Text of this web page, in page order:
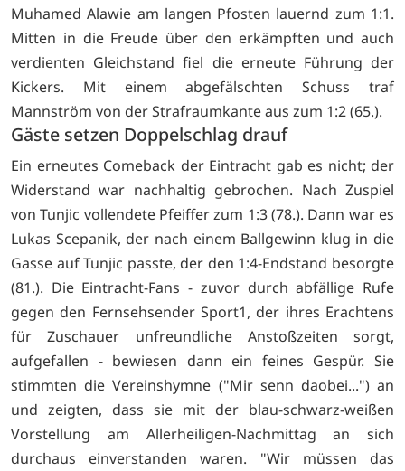
Muhamed Alawie am langen Pfosten lauernd zum 1:1.
Mitten in die Freude über den erkämpften und auch
verdienten Gleichstand fiel die erneute Führung der
Kickers. Mit einem abgefälschten Schuss traf
Mannström von der Strafraumkante aus zum 1:2 (65.).
Gäste setzen Doppelschlag drauf
Ein erneutes Comeback der Eintracht gab es nicht; der
Widerstand war nachhaltig gebrochen. Nach Zuspiel
von Tunjic vollendete Pfeiffer zum 1:3 (78.). Dann war es
Lukas Scepanik, der nach einem Ballgewinn klug in die
Gasse auf Tunjic passte, der den 1:4-Endstand besorgte
(81.). Die Eintracht-Fans - zuvor durch abfällige Rufe
gegen den Fernsehsender Sport1, der ihres Erachtens
für Zuschauer unfreundliche Anstoßzeiten sorgt,
aufgefallen - bewiesen dann ein feines Gespür. Sie
stimmten die Vereinshymne ("Mir senn daobei...") an
und zeigten, dass sie mit der blau-schwarz-weißen
Vorstellung am Allerheiligen-Nachmittag an sich
durchaus einverstanden waren. "Wir müssen das